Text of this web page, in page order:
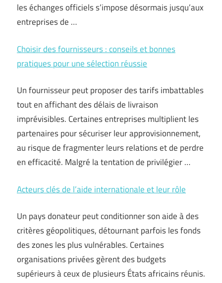
les échanges officiels s’impose désormais jusqu’aux
entreprises de …
Choisir des fournisseurs : conseils et bonnes
pratiques pour une sélection réussie
Un fournisseur peut proposer des tarifs imbattables
tout en affichant des délais de livraison
imprévisibles. Certaines entreprises multiplient les
partenaires pour sécuriser leur approvisionnement,
au risque de fragmenter leurs relations et de perdre
en efficacité. Malgré la tentation de privilégier …
Acteurs clés de l’aide internationale et leur rôle
Un pays donateur peut conditionner son aide à des
critères géopolitiques, détournant parfois les fonds
des zones les plus vulnérables. Certaines
organisations privées gèrent des budgets
supérieurs à ceux de plusieurs États africains réunis.